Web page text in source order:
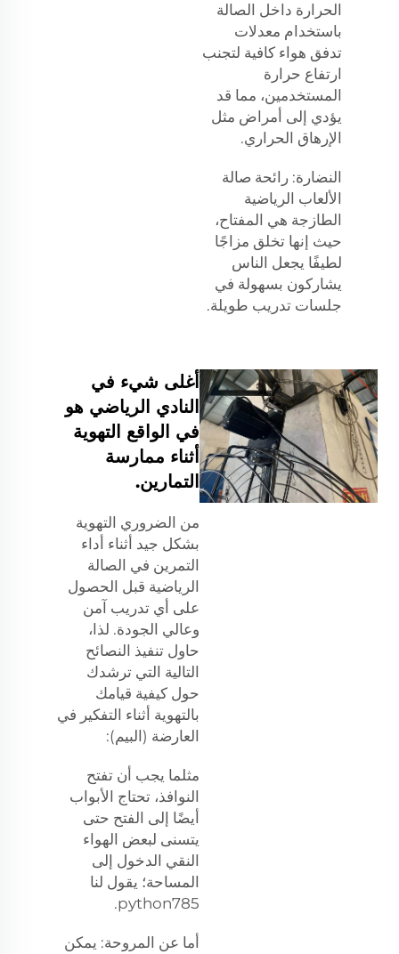
الحرارة داخل الصالة
باستخدام معدلات
تدفق هواء كافية لتجنب
ارتفاع حرارة
المستخدمين، مما قد
يؤدي إلى أمراض مثل
الإرهاق الحراري.
النضارة: رائحة صالة
الألعاب الرياضية
الطازجة هي المفتاح،
حيث إنها تخلق مزاجًا
لطيفًا يجعل الناس
يشاركون بسهولة في
جلسات تدريب طويلة.
أغلى شيء في
النادي الرياضي هو
في الواقع التهوية
أثناء ممارسة
التمارين.
من الضروري التهوية
بشكل جيد أثناء أداء
التمرين في الصالة
الرياضية قبل الحصول
على أي تدريب آمن
وعالي الجودة. لذا،
حاول تنفيذ النصائح
التالية التي ترشدك
حول كيفية قيامك
بالتهوية أثناء التفكير في
العارضة (البيم):
مثلما يجب أن تفتح
النوافذ، تحتاج الأبواب
أيضًا إلى الفتح حتى
يتسنى لبعض الهواء
النقي الدخول إلى
المساحة؛ يقول لنا
python785.
أما عن المروحة: يمكن